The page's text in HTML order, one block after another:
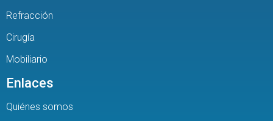
Refracción
Cirugía
Mobiliario
Enlaces
Quiénes somos